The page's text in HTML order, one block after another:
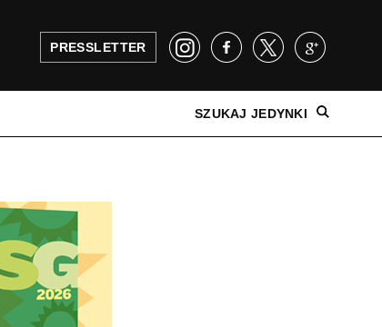
PRESSLETTER
SZUKAJ JEDYNKI